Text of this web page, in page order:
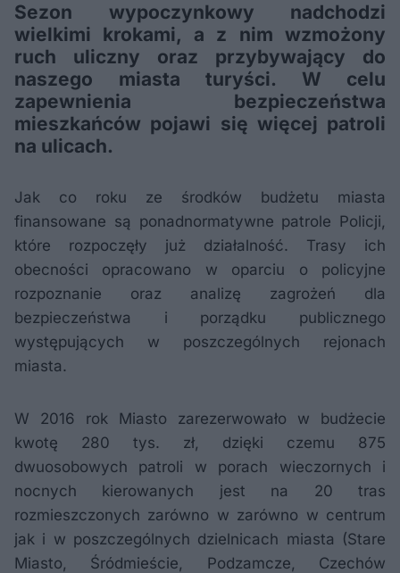
Sezon wypoczynkowy nadchodzi
wielkimi krokami, a z nim wzmożony
ruch uliczny oraz przybywający do
naszego miasta turyści. W celu
zapewnienia bezpieczeństwa
mieszkańców pojawi się więcej patroli
na ulicach.
Jak co roku ze środków budżetu miasta
finansowane są ponadnormatywne patrole Policji,
które rozpoczęły już działalność. Trasy ich
obecności opracowano w oparciu o policyjne
rozpoznanie oraz analizę zagrożeń dla
bezpieczeństwa i porządku publicznego
występujących w poszczególnych rejonach
miasta.
W 2016 rok Miasto zarezerwowało w budżecie
kwotę 280 tys. zł, dzięki czemu 875
dwuosobowych patroli w porach wieczornych i
nocnych kierowanych jest na 20 tras
rozmieszczonych zarówno w zarówno w centrum
jak i w poszczególnych dzielnicach miasta (Stare
Miasto, Śródmieście, Podzamcze, Czechów